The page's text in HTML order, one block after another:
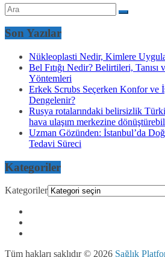
Son Yazılar
Nükleoplasti Nedir, Kimlere
Bel Fıtığı Nedir? Belirtileri, Tanısı
Yöntemleri
Erkek Scrubs Seçerken Konfor ve
Dengelenir?
Rusya rotalarındaki belirsizlik
hava ulaşım merkezine
Uzman Gözünden: İstanbul’da
Tedavi Süreci
Kategoriler
Kategoriler
Tüm hakları saklıdır © 2026 Sağlık